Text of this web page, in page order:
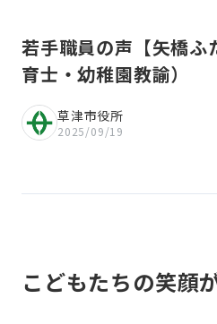
若手職員の声【矢橋ふ
育士・幼稚園教諭）
草津市役所
2025/09/19
こどもたちの笑顔